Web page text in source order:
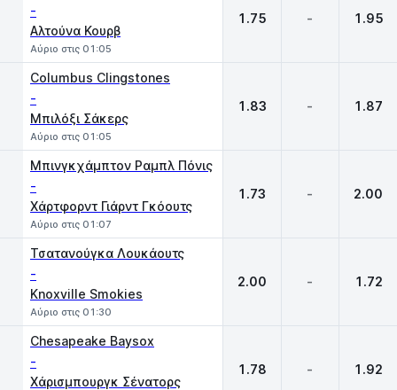
-
Αλτούνα Κουρβ
Αύριο στις 01:05
1.75 - 1.95
Columbus Clingstones
-
Μπιλόξι Σάκερς
Αύριο στις 01:05
1.83 - 1.87
Μπινγκχάμπτον Ραμπλ Πόνις
-
Χάρτφορντ Γιάρντ Γκόουτς
Αύριο στις 01:07
1.73 - 2.00
Τσατανούγκα Λουκάουτς
-
Knoxville Smokies
Αύριο στις 01:30
2.00 - 1.72
Chesapeake Baysox
-
Χάρισμπουργκ Σένατορς
1.78 - 1.92